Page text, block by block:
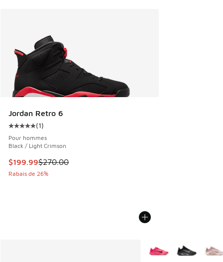
Jordan Retro 6
Cote moyenne du client - [5 sur 5 étoiles], 1 commentaires
(1)
Pour hommes
Black / Light Crimson
Cet article est en solde. Le prix est passé de $270.00 à
$199.99$270.00
Rabais de 26%
Plus de couleurs